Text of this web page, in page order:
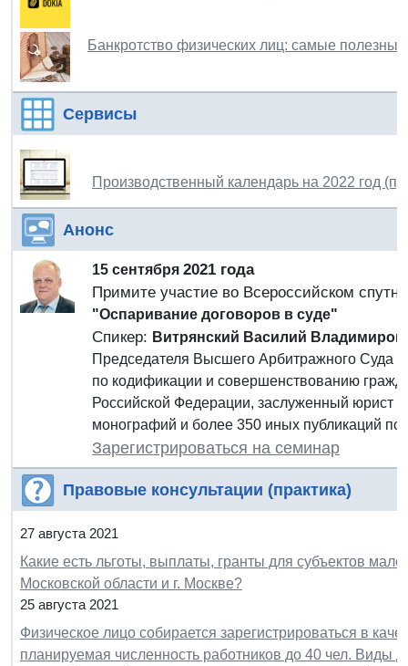
Банкротство физических лиц: самые
Сервисы
Производственный календарь на 2022 год
Анонс
15 сентября 2021 года
Примите участие во Всероссийском
"Оспаривание договоров в суде"
Спикер: Витрянский Василий
Председателя Высшего Арбитражного Суда
по кодификации и совершенствованию
Российской Федерации, заслуженный юрист
монографий и более 350 иных публикаций по
Зарегистрироваться на семинар
Правовые консультации (практика)
27 августа 2021
Какие есть льготы, выплаты, гранты для субъектов
Московской области и г. Москве?
25 августа 2021
Физическое лицо собирается зарегистрироваться в
планируемая численность работников до 40 чел. Виды